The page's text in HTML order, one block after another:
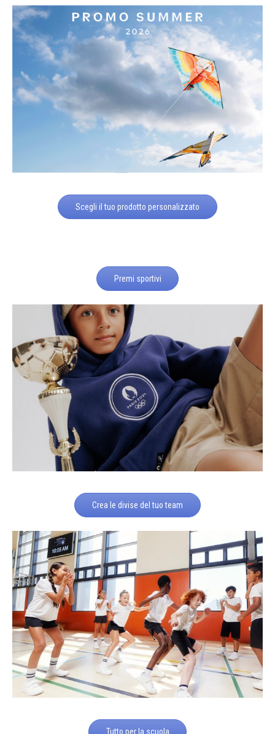
Scegli il tuo prodotto personalizzato
Premi sportivi
Crea le divise del tuo team
Tutto per la scuola